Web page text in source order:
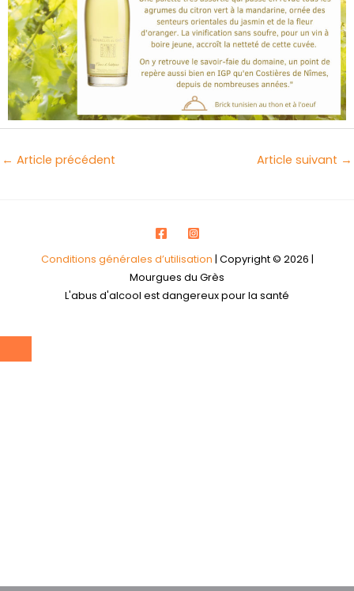
← Article précédent Article suivant →
Conditions générales d’utilisation | Copyright © 2026 |
Mourgues du Grès
L'abus d'alcool est dangereux pour la santé